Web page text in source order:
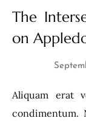
The
on
Aliquam erat
condimentum.